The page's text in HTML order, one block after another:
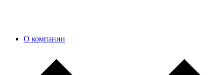
О компании